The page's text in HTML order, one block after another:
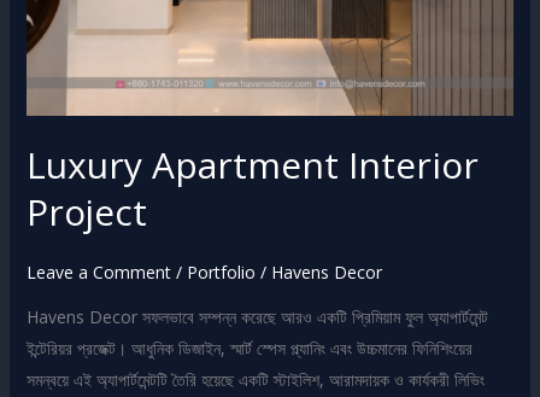
Luxury Apartment Interior
Project
Leave a Comment / Portfolio / Havens Decor
Havens Decor সফলভাবে সম্পন্ন করেছে আরও একটি প্রিমিয়াম ফুল অ্যাপার্টমেন্ট
ইন্টেরিয়র প্রজেক্ট। আধুনিক ডিজাইন, স্মার্ট স্পেস প্ল্যানিং এবং উচ্চমানের ফিনিশিংয়ের
সমন্বয়ে এই অ্যাপার্টমেন্টটি তৈরি হয়েছে একটি স্টাইলিশ, আরামদায়ক ও কার্যকরী লিভিং